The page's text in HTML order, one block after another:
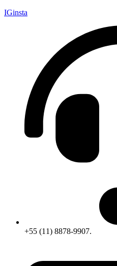
IGinsta
+55 (11) 8878-9907.